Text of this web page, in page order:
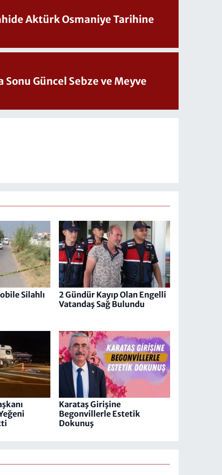
Aktürk Osmaniye Tarihine
ve Meyve
Silahlı
2 Gündür Kayıp Olan Engelli
Vatandaş Sağ Bulundu
Karataş Girişine
Begonvillerle Estetik
Dokunuş